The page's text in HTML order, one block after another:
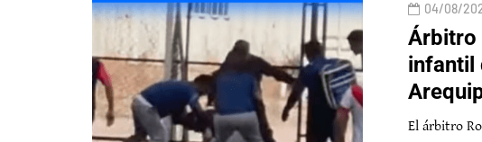
04/08/
Árbitro
infantil
El árbitro